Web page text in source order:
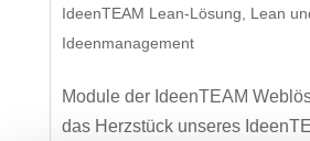
IdeenTEAM Lean-Lösung, Lean
Ideenmanagement
Module der IdeenTEAM
das Herzstück unseres